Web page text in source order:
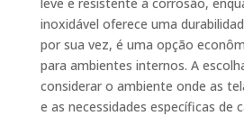
inoxidável oferece uma
por sua vez, é uma opção
para ambientes internos. A
considerar o ambiente onde as
e as necessidades específicas de